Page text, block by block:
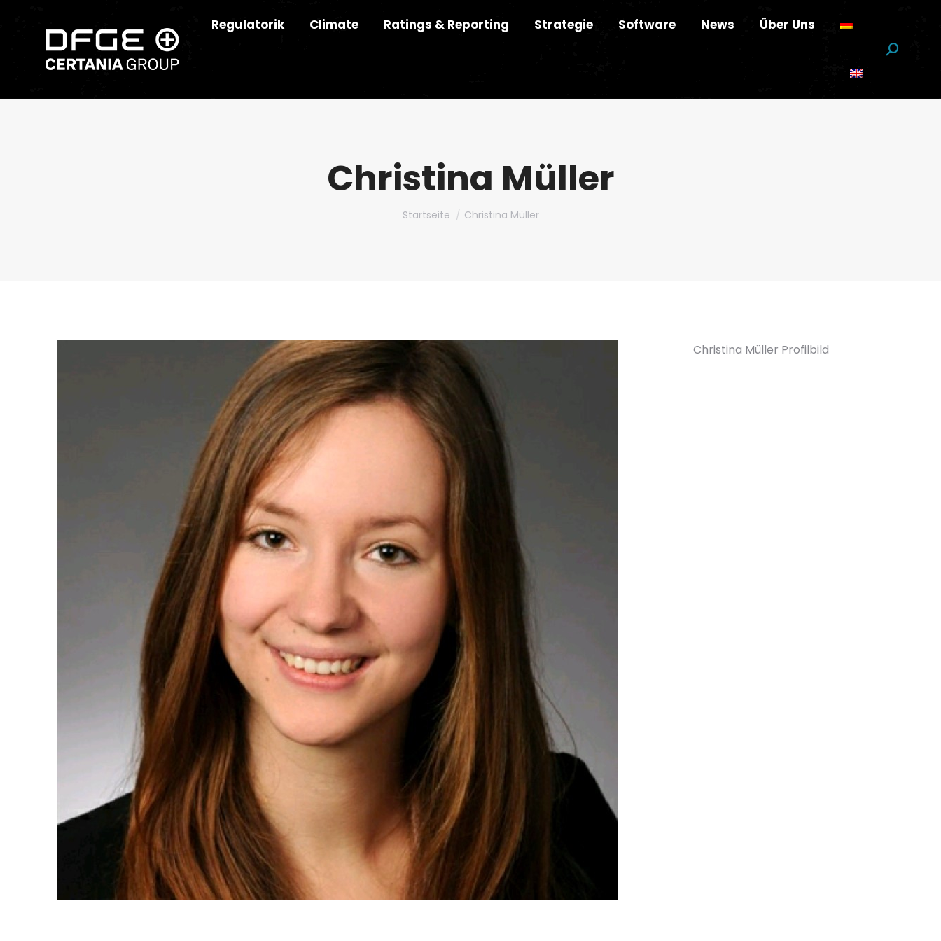
Regulatorik Climate Ratings & Reporting Strategie Software News Über Uns
Suchen:
Christina Müller
Du bist hier:
Startseite Christina Müller
Christina Müller Profilbild